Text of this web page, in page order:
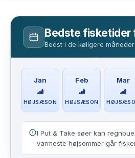
Bedste fisketider
Bedst i de køligere
Jan
HØJSÆSON
Feb
HØJSÆSON
Mar
I Put & Take søer kan
varmeste højsommer går